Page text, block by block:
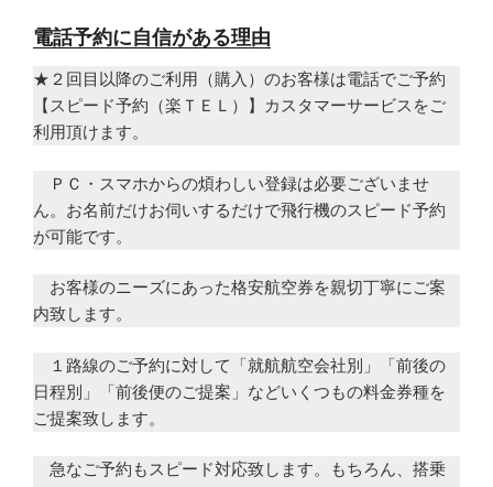
電話予約に自信がある理由
★２回目以降のご利用（購入）のお客様は電話でご予約
【スピード予約（楽ＴＥＬ）】カスタマーサービスをご
利用頂けます。
ＰＣ・スマホからの煩わしい登録は必要ございませ
ん。お名前だけお伺いするだけで飛行機のスピード予約
が可能です。
お客様のニーズにあった格安航空券を親切丁寧にご案
内致します。
１路線のご予約に対して「就航航空会社別」「前後の
日程別」「前後便のご提案」などいくつもの料金券種を
ご提案致します。
急なご予約もスピード対応致します。もちろん、搭乗